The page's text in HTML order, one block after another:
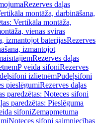
Rezerves daļas
montāža, darbināšana,
Vertikāla montāža,
vienas sviras
izmantojot baterijasRezerves
izmantojot
Rezerves daļas
P veida sifoniRezerves
izlietnēmPudeļsifoni
pieslēgumiRezerves daļas
paredzētas: Noteces sifoni
paredzētas: Pieslēguma
sifoniZemapmetuma
Noteces sifoni saimniecības